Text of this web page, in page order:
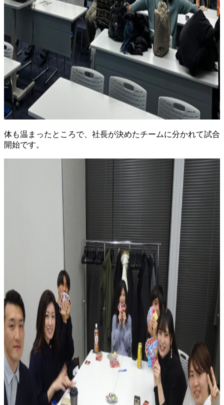
体も温まったところで、社長が決めたチームに分かれて試合
開始です。